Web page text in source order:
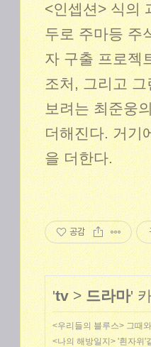
<인셉션> 식의
두로 주마등 주
자 구출 프로젝
조처, 그리고
보려는 최준웅
더해진다. 거기
을 더한다.
공감
'tv>드라마'
<우리들의 블루스> 그때
<나의 해방일지> '흰자위'